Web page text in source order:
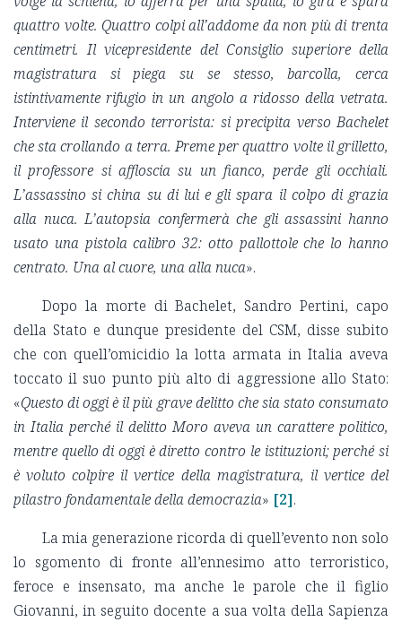
quattro volte. Quattro colpi all’addome da non più di trenta
centimetri. Il vicepresidente del Consiglio superiore della
magistratura si piega su se stesso, barcolla, cerca
istintivamente rifugio in un angolo a ridosso della vetrata.
Interviene il secondo terrorista: si precipita verso Bachelet
che sta crollando a terra. Preme per quattro volte il grilletto,
il professore si affloscia su un fianco, perde gli occhiali.
L’assassino si china su di lui e gli spara il colpo di grazia
alla nuca. L’autopsia confermerà che gli assassini hanno
usato una pistola calibro 32: otto pallottole che lo hanno
centrato. Una al cuore, una alla nuca».
Dopo la morte di Bachelet, Sandro Pertini, capo
della Stato e dunque presidente del CSM, disse subito
che con quell’omicidio la lotta armata in Italia aveva
toccato il suo punto più alto di aggressione allo Stato:
«Questo di oggi è il più grave delitto che sia stato consumato
in Italia perché il delitto Moro aveva un carattere politico,
mentre quello di oggi è diretto contro le istituzioni; perché si
è voluto colpire il vertice della magistratura, il vertice del
pilastro fondamentale della democrazia» [2].
La mia generazione ricorda di quell’evento non solo
lo sgomento di fronte all’ennesimo atto terroristico,
feroce e insensato, ma anche le parole che il figlio
Giovanni, in seguito docente a sua volta della Sapienza